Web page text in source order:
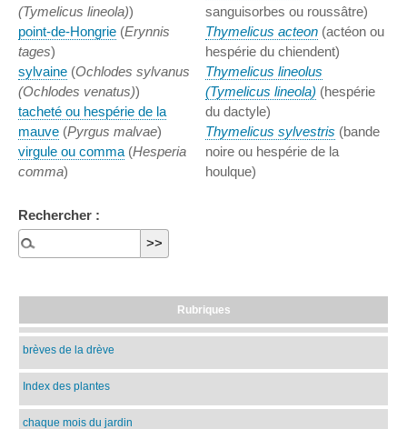
(Tymelicus lineola))
point-de-Hongrie (Erynnis
tages)
sylvaine (Ochlodes sylvanus
(Ochlodes venatus))
tacheté ou hespérie de la
mauve (Pyrgus malvae)
virgule ou comma (Hesperia
comma)
sanguisorbes ou roussâtre)
Thymelicus acteon (actéon ou
hespérie du chiendent)
Thymelicus lineolus
(Tymelicus lineola) (hespérie
du dactyle)
Thymelicus sylvestris (bande
noire ou hespérie de la
houlque)
Rechercher :
Rubriques
brèves de la drève
Index des plantes
chaque mois du jardin